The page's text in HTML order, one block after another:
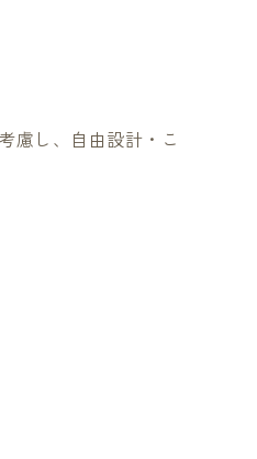
慮し、自由設計・こ